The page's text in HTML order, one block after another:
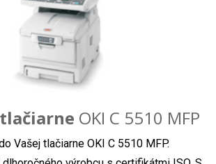
OKI C 5510 MFP
Vašej tlačiarne OKI C 5510 MFP.